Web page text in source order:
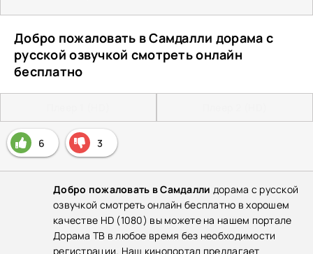
Добро пожаловать в Самдалли дорама с
русской озвучкой смотреть онлайн
бесплатно
6 3
Добро пожаловать в Самдалли дорама с русской
озвучкой смотреть онлайн бесплатно в хорошем
качестве HD (1080) вы можете на нашем портале
Дорама ТВ в любое время без необходимости
регистрации. Наш кинопортал предлагает